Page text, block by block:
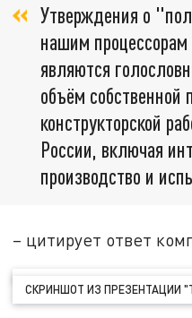
Утверждения о
нашим процессорам
являются
объём собственной
конструкторской
России, включая
производство и
– цитирует ответ
СКРИНШОТ ИЗ ПРЕЗЕНТАЦИИ